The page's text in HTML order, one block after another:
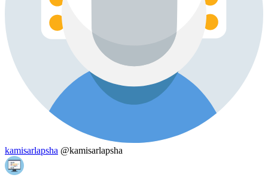
kamisarlapsha @kamisarlapsha